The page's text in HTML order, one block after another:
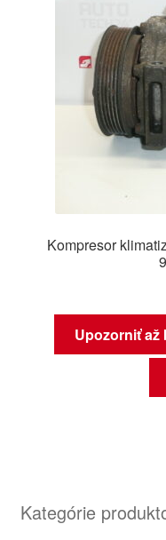
Kompresor
Upozorniť
Kategórie